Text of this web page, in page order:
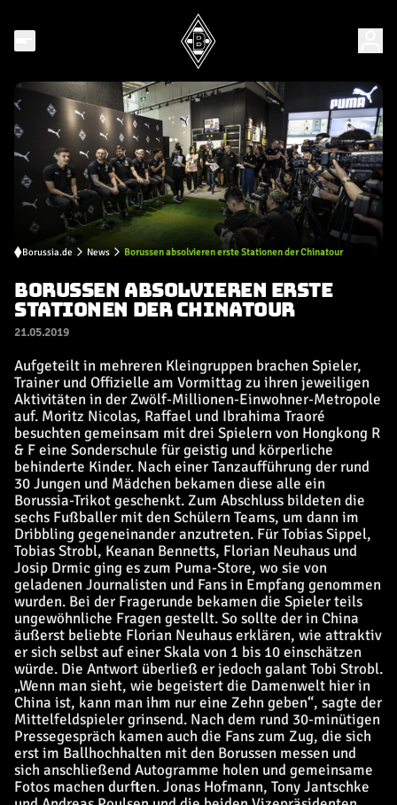
Borussia.de News Borussen absolvieren erste Stationen der Chinatour
BORUSSEN ABSOLVIEREN ERSTE
STATIONEN DER CHINATOUR
21.05.2019
Aufgeteilt in mehreren Kleingruppen brachen Spieler,
Trainer und Offizielle am Vormittag zu ihren jeweiligen
Aktivitäten in der Zwölf-Millionen-Einwohner-Metropole
auf. Moritz Nicolas, Raffael und Ibrahima Traoré
besuchten gemeinsam mit drei Spielern von Hongkong R
& F eine Sonderschule für geistig und körperliche
behinderte Kinder. Nach einer Tanzaufführung der rund
30 Jungen und Mädchen bekamen diese alle ein
Borussia-Trikot geschenkt. Zum Abschluss bildeten die
sechs Fußballer mit den Schülern Teams, um dann im
Dribbling gegeneinander anzutreten. Für Tobias Sippel,
Tobias Strobl, Keanan Bennetts, Florian Neuhaus und
Josip Drmic ging es zum Puma-Store, wo sie von
geladenen Journalisten und Fans in Empfang genommen
wurden. Bei der Fragerunde bekamen die Spieler teils
ungewöhnliche Fragen gestellt. So sollte der in China
äußerst beliebte Florian Neuhaus erklären, wie attraktiv
er sich selbst auf einer Skala von 1 bis 10 einschätzen
würde. Die Antwort überließ er jedoch galant Tobi Strobl.
„Wenn man sieht, wie begeistert die Damenwelt hier in
China ist, kann man ihm nur eine Zehn geben“, sagte der
Mittelfeldspieler grinsend. Nach dem rund 30-minütigen
Pressegespräch kamen auch die Fans zum Zug, die sich
erst im Ballhochhalten mit den Borussen messen und
sich anschließend Autogramme holen und gemeinsame
Fotos machen durften. Jonas Hofmann, Tony Jantschke